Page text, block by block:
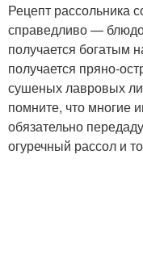
Рецепт рассольника
справедливо —
получается богатым
получается пряно-
сушеных лавровых
помните, что многие
обязательно
огуречный рассол и